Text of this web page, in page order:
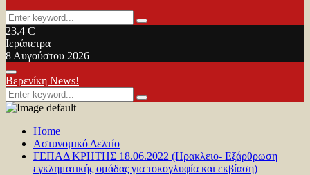
Search
for:
Search
23.4 C
Ιεράπετρα
8 Αυγούστου 2026
Facebook
Twitter
Youtube
Primary
Menu
Βερενίκη News!
Search
for:
Search
Home
Αστυνομικό Δελτίο
ΓΕΠΑΔ ΚΡΗΤΗΣ 18.06.2022 (Hρακλειο- Εξάρθρωση
εγκληματικής ομάδας για τοκογλυφία και εκβίαση)